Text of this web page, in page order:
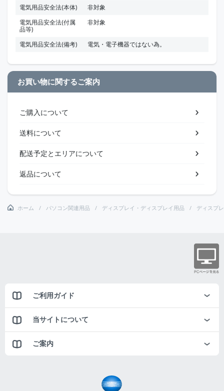
電気用品安全法(本体)
非対象
電気用品安全法(付属
品等)
非対象
電気用品安全法(備考) 電気・電子機器ではない為。
お買い物に関するご案内
ご購入について
送料について
配送予定とエリアについて
返品について
ホーム パソコン関連用品 ディスプレイ・ディスプレイ用品 ディスプ
ご利用ガイド
当サイトについて
ご案内